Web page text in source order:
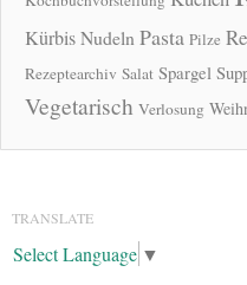
KürbisNudelnPasta Pilze
Rezeptearchiv Salat Spargel
Vegetarisch Verlosung
TRANSLATE
Select Language ▼